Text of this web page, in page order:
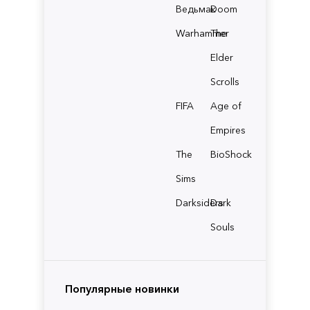
ВедьмакDoom
Warhammer
The
Elder
Scrolls
FIFA
Age of
Empires
The
Sims
BioShock
Darksiders
Dark
Souls
Популярные новинки